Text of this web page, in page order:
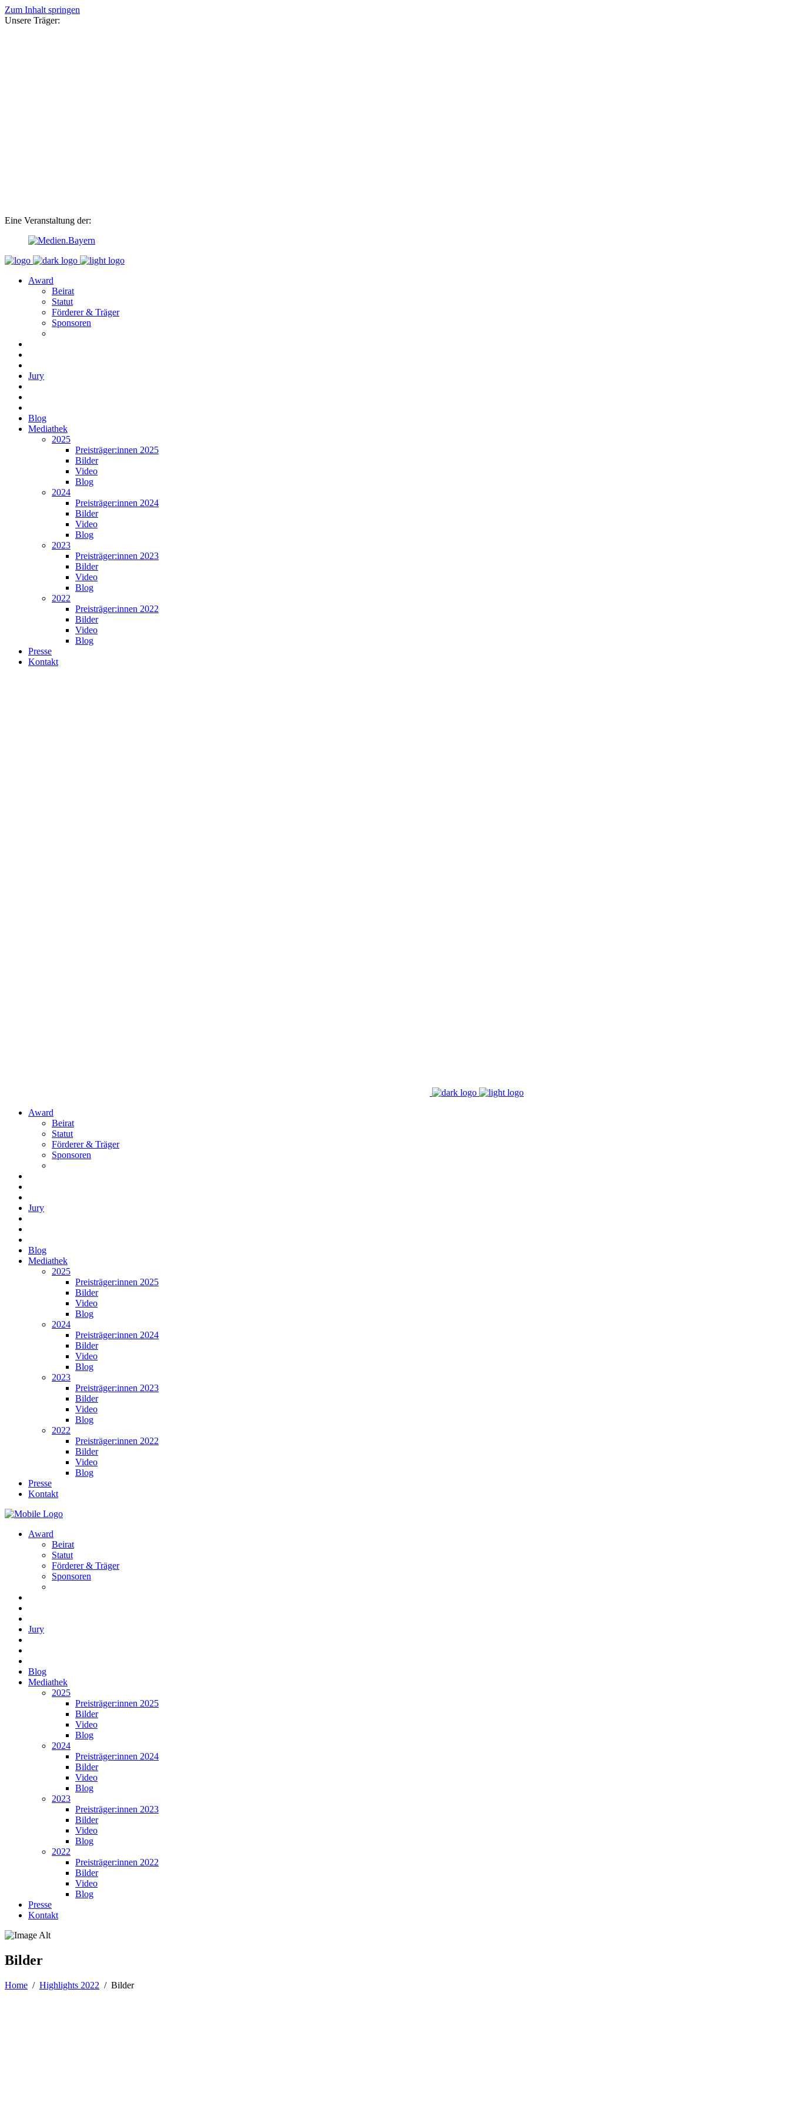
Zum Inhalt springen
Unsere Träger:
Eine Veranstaltung der:
Award
Beirat
Statut
Förderer & Träger
Sponsoren
Jury
Blog
Mediathek
2025
Preisträger:innen 2025
Bilder
Video
Blog
2024
Preisträger:innen 2024
Bilder
Video
Blog
2023
Preisträger:innen 2023
Bilder
Video
Blog
2022
Preisträger:innen 2022
Bilder
Video
Blog
Presse
Kontakt
Award
Beirat
Statut
Förderer & Träger
Sponsoren
Jury
Blog
Mediathek
2025
Preisträger:innen 2025
Bilder
Video
Blog
2024
Preisträger:innen 2024
Bilder
Video
Blog
2023
Preisträger:innen 2023
Bilder
Video
Blog
2022
Preisträger:innen 2022
Bilder
Video
Blog
Presse
Kontakt
Award
Beirat
Statut
Förderer & Träger
Sponsoren
Jury
Blog
Mediathek
2025
Preisträger:innen 2025
Bilder
Video
Blog
2024
Preisträger:innen 2024
Bilder
Video
Blog
2023
Preisträger:innen 2023
Bilder
Video
Blog
2022
Preisträger:innen 2022
Bilder
Video
Blog
Presse
Kontakt
Bilder
Home / Highlights 2022 / Bilder